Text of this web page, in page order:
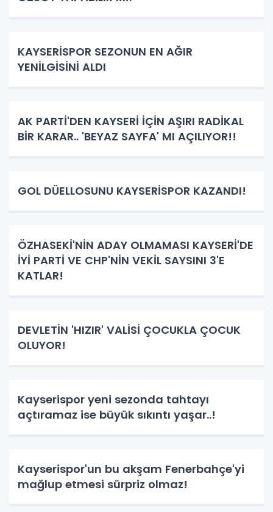
KAYSERİSPOR SEZONUN EN AĞIR
YENİLGİSİNİ ALDI
AK PARTİ'DEN KAYSERİ İÇİN AŞIRI RADİKAL
BİR KARAR.. 'BEYAZ SAYFA' MI AÇILIYOR!!
GOL DÜELLOSUNU KAYSERİSPOR KAZANDI!
ÖZHASEKİ'NİN ADAY OLMAMASI KAYSERİ'DE
İYİ PARTİ VE CHP'NİN VEKİL SAYSINI 3'E
KATLAR!
DEVLETİN 'HIZIR' VALİSİ ÇOCUKLA ÇOCUK
OLUYOR!
Kayserispor yeni sezonda tahtayı
açtıramaz ise büyük sıkıntı yaşar..!
Kayserispor'un bu akşam Fenerbahçe'yi
mağlup etmesi sürpriz olmaz!